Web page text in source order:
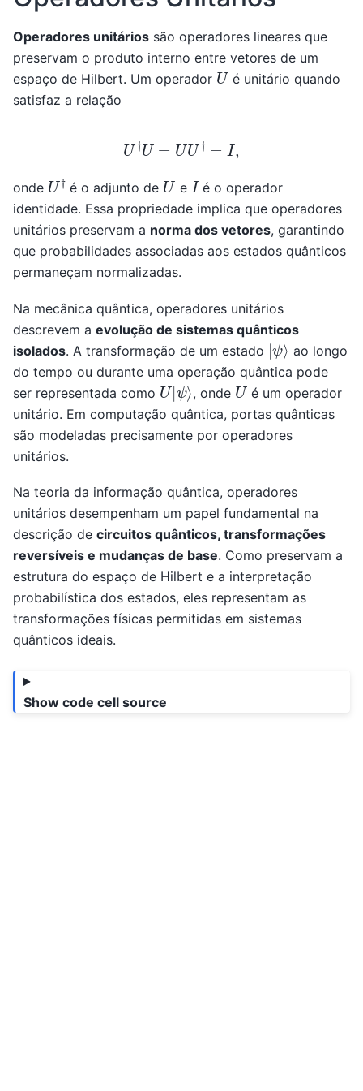
Operadores unitários são operadores lineares que
preservam o produto interno entre vetores de um
espaço de Hilbert. Um operador U é unitário quando
satisfaz a relação
U† =UU† ,
onde U† é o adjunto de U e I é o operador
identidade. Essa propriedade implica que operadores
unitários preservam a norma dos vetores, garantindo
que probabilidades associadas aos estados quânticos
permaneçam normalizadas.
Na mecânica quântica, operadores unitários
descrevem a evolução de sistemas quânticos
isolados. A transformação de um estado |ψ⟩ ao longo
do tempo ou durante uma operação quântica pode
ser representada como U|
ψ⟩ , onde U é um operador
unitário. Em computação quântica, portas quânticas
são modeladas precisamente por operadores
unitários.
Na teoria da informação quântica, operadores
unitários desempenham um papel fundamental na
descrição de circuitos quânticos, transformações
reversíveis e mudanças de base. Como preservam a
estrutura do espaço de Hilbert e a interpretação
probabilística dos estados, eles representam as
transformações físicas permitidas em sistemas
quânticos ideais.
Show code cell source